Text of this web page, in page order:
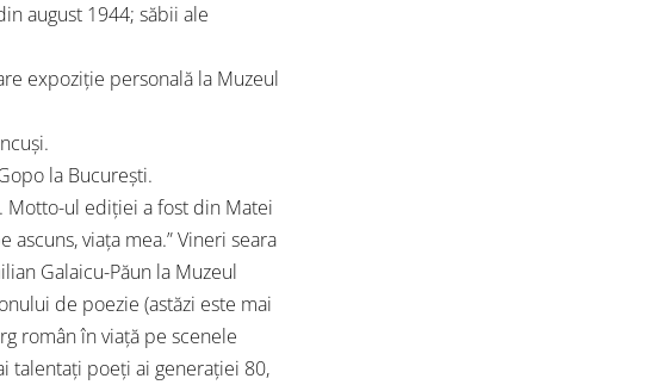
august 1944; săbii ale
expoziție personală la Muzeul
la București.
Motto-ul ediției a fost din Matei
viața mea.” Vineri seara
Galaicu-Păun la Muzeul
de poezie (astăzi este mai
român în viață pe scenele
talentați poeți ai generației 80,